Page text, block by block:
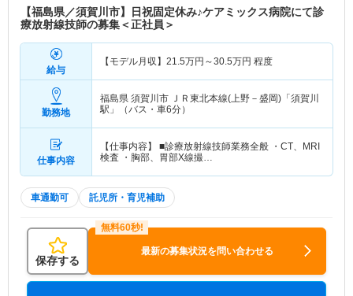
【福島県／須賀川市】日祝固定休み♪ケアミックス病院にて診
療放射線技師の募集＜正社員＞
給与
【モデル月収】 21.5万円～30.5万円 程度
勤務地
福島県 須賀川市 ＪＲ東北本線(上野－盛岡)「須賀川
駅」（バス・車6分）
仕事内容
【仕事内容】 ■診療放射線技師業務全般 ・CT、MRI
検査 ・胸部、胃部X線撮…
車通勤可 託児所・育児補助
保存する
最新の募集状況を問い合わせる